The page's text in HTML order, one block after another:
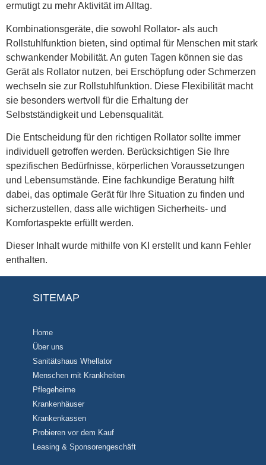
ermutigt zu mehr Aktivität im Alltag.
Kombinationsgeräte, die sowohl Rollator- als auch
Rollstuhlfunktion bieten, sind optimal für Menschen mit stark
schwankender Mobilität. An guten Tagen können sie das
Gerät als Rollator nutzen, bei Erschöpfung oder Schmerzen
wechseln sie zur Rollstuhlfunktion. Diese Flexibilität macht
sie besonders wertvoll für die Erhaltung der
Selbstständigkeit und Lebensqualität.
Die Entscheidung für den richtigen Rollator sollte immer
individuell getroffen werden. Berücksichtigen Sie Ihre
spezifischen Bedürfnisse, körperlichen Voraussetzungen
und Lebensumstände. Eine fachkundige Beratung hilft
dabei, das optimale Gerät für Ihre Situation zu finden und
sicherzustellen, dass alle wichtigen Sicherheits- und
Komfortaspekte erfüllt werden.
Dieser Inhalt wurde mithilfe von KI erstellt und kann Fehler
enthalten.
SITEMAP
Home
Über uns
Sanitätshaus Whellator
Menschen mit Krankheiten
Pflegeheime
Krankenhäuser
Krankenkassen
Probieren vor dem Kauf
Leasing & Sponsorengeschäft